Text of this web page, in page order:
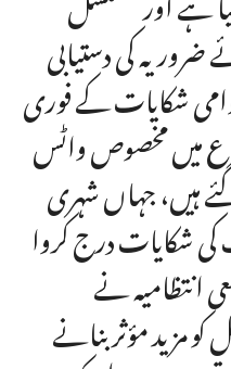
کی دستیابی
شکایات کے فوری
میں مخصوص واٹس
ہیں، جہاں شہری
شکایات درج کروا
انتظامیہ نے
مزید مؤثر بنانے